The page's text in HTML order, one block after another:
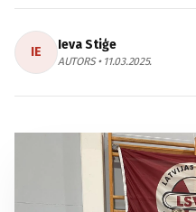
IE Ieva Stiģe
AUTORS • 11.03.2025.